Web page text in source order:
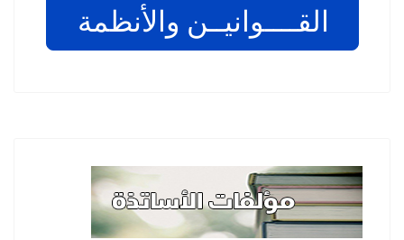
القــــوانيــن والأنظمة